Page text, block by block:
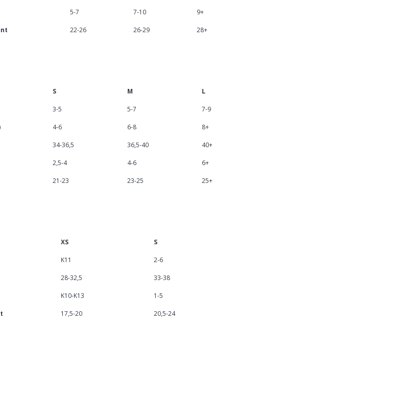
5-7 7-10 9+
22-26 26-29 28+
S M L
3-5 5-7 7-9
4-6 6-8 8+
34-36,5 36,5-40 40+
2,5-4 4-6 6+
21-23 23-25 25+
XS S
K11 2-6
28-32,5 33-38
K10-K13 1-5
17,5-20 20,5-24